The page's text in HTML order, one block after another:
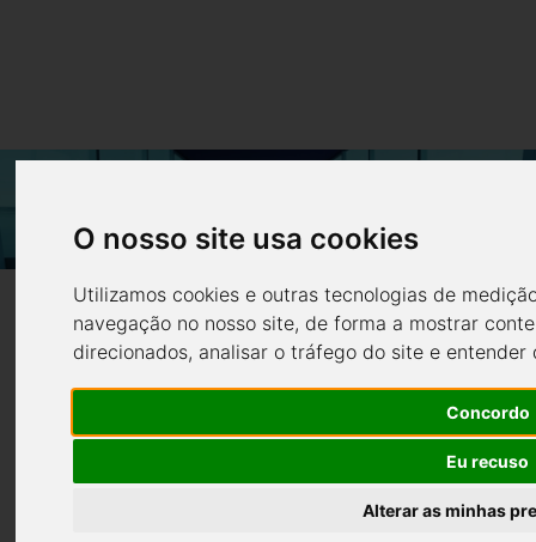
O nosso site usa cookies
Utilizamos cookies e outras tecnologias de
navegação no nosso site, de forma a mostrar
direcionados, analisar o tráfego do site e
Concordo
Eu recuso
Alterar as minhas
Home Barcos em destaque
SUNCONCEPT
PASSENGERS 9.0
CABINADO